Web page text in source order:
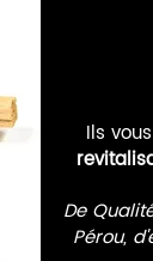
Ils
De
Pérou,